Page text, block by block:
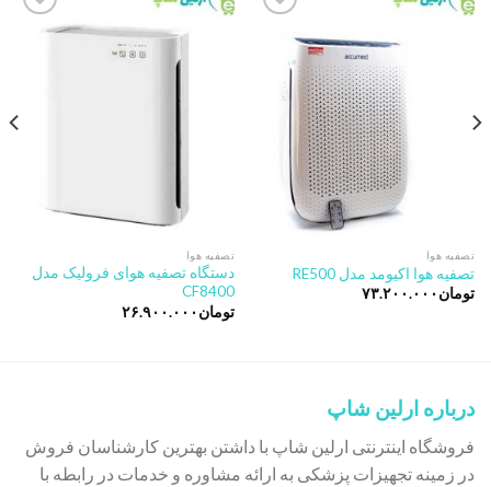
Add to
wishlist
تصفیه هوا
تصفیه هوا اکیومد مدل RE500
تومان ۷۳.۲۰۰.۰۰۰
تصفیه هوا
دستگاه تصفیه هوای فرولیک مدل
CF8400
تومان ۲۶.۹۰۰.۰۰۰
درباره ارلین شاپ
فروشگاه اینترنتی ارلین شاپ با داشتن بهترین کارشناسان فروش
در زمینه تجهیزات پزشکی به ارائه مشاوره و خدمات در رابطه با